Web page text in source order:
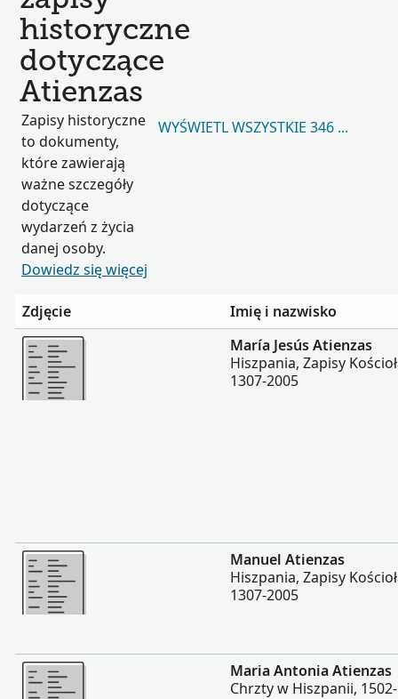
historyczne
dotyczące
Atienzas
Zapisy historyczne
to dokumenty,
które zawierają
ważne szczegóły
dotyczące
wydarzeń z życia
danej osoby.
Dowiedz się więcej
WYŚWIETL WSZYSTKIE 346 809
Zdjęcie
Imię i nazwisko
Więcej
María Jesús Atienzas
Hiszpania, Zapisy
1307-2005
Więcej
Manuel Atienzas
Hiszpania, Zapisy
1307-2005
Więcej
Maria Antonia Atienzas
Chrzty w Hiszpanii,